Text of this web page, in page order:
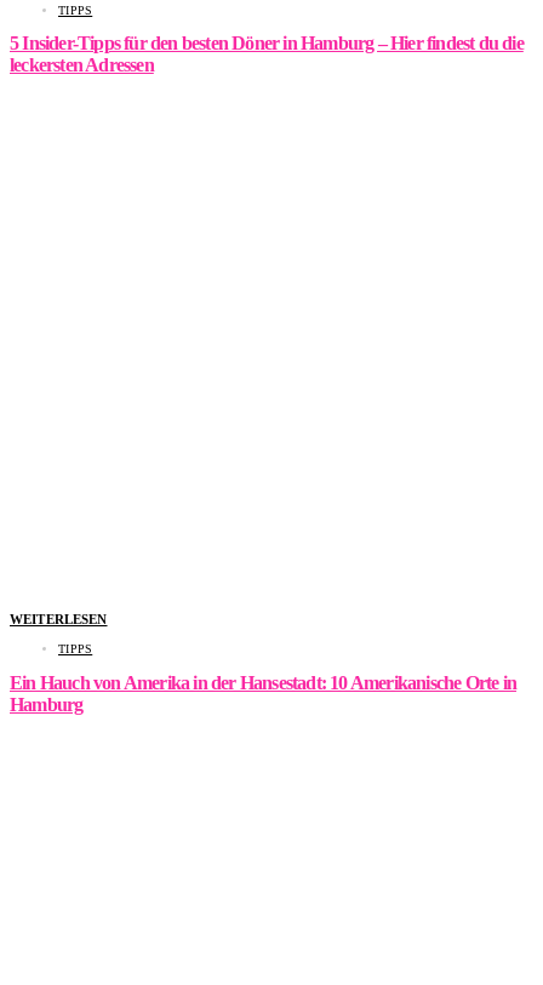
TIPPS
5 Insider-Tipps für den besten Döner in Hamburg – Hier findest du die
leckersten Adressen
WEITERLESEN
TIPPS
Ein Hauch von Amerika in der Hansestadt: 10 Amerikanische Orte in
Hamburg